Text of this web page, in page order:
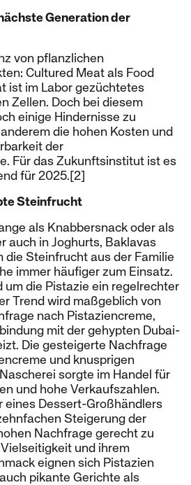
Generation der
von pflanzlichen
Cultured Meat als Food
ist im Labor gezüchtetes
Zellen. Doch bei diesem
einige Hindernisse zu
die hohen Kosten und
der
Für das Zukunftsinstitut ist es
für 2025.[2]
Steinfrucht
als Knabbersnack oder als
auch in Joghurts, Baklavas
die Steinfrucht aus der Familie
immer häufiger zum Einsatz.
die Pistazie ein regelrechter
Trend wird maßgeblich von
nach Pistaziencreme,
mit der gehypten Dubai-
Die gesteigerte Nachfrage
und knusprigen
sorgte im Handel für
und hohe Verkaufszahlen.
eines Dessert-Großhändlers
Steigerung der
Nachfrage gerecht zu
und ihrem
eignen sich Pistazien
pikante Gerichte als